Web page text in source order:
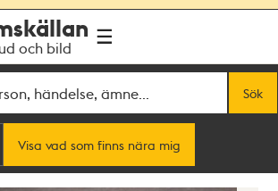
och bild
Sök
Visa vad som finns nära mig